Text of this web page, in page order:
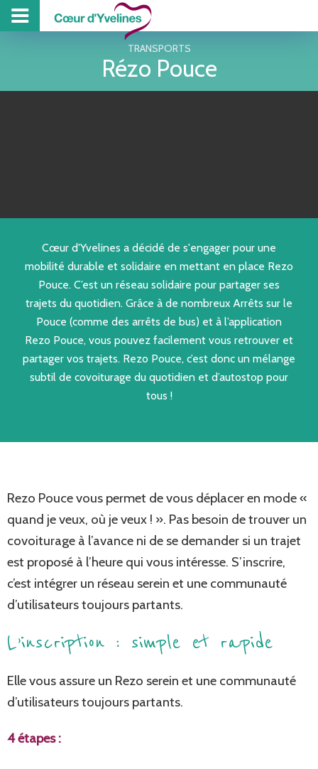
TRANSPORTS
Rézo Pouce
Cœur d'Yvelines a décidé de s'engager pour une
mobilité durable et solidaire en mettant en place Rezo
Pouce. C’est un réseau solidaire pour partager ses
trajets du quotidien. Grâce à de nombreux Arrêts sur le
Pouce (comme des arrêts de bus) et à l’application
Rezo Pouce, vous pouvez facilement vous retrouver et
partager vos trajets. Rezo Pouce, c’est donc un mélange
subtil de covoiturage du quotidien et d’autostop pour
tous !
Rezo Pouce vous permet de vous déplacer en mode «
quand je veux, où je veux ! ». Pas besoin de trouver un
covoiturage à l’avance ni de se demander si un trajet
est proposé à l’heure qui vous intéresse. S’inscrire,
c’est intégrer un réseau serein et une communauté
d’utilisateurs toujours partants.
L’inscription : simple et rapide
Elle vous assure un Rezo serein et une communauté
d’utilisateurs toujours partants.
4 étapes :